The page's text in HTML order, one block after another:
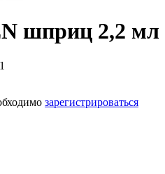
шприц 2,2 мл
зарегистрироваться